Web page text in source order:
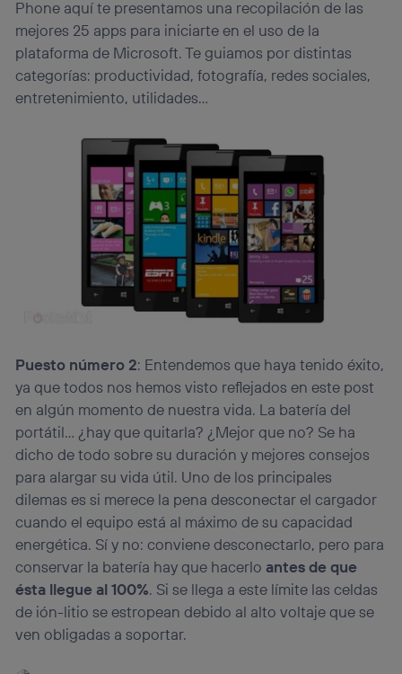
Phone aquí te presentamos una recopilación de las
mejores 25 apps para iniciarte en el uso de la
plataforma de Microsoft. Te guiamos por distintas
categorías: productividad, fotografía, redes sociales,
entretenimiento, utilidades…
Puesto número 2: Entendemos que haya tenido éxito,
ya que todos nos hemos visto reflejados en este post
en algún momento de nuestra vida. La batería del
portátil… ¿hay que quitarla? ¿Mejor que no? Se ha
dicho de todo sobre su duración y mejores consejos
para alargar su vida útil. Uno de los principales
dilemas es si merece la pena desconectar el cargador
cuando el equipo está al máximo de su capacidad
energética. Sí y no: conviene desconectarlo, pero para
conservar la batería hay que hacerlo antes de que
ésta llegue al 100%. Si se llega a este límite las celdas
de ión-litio se estropean debido al alto voltaje que se
ven obligadas a soportar.